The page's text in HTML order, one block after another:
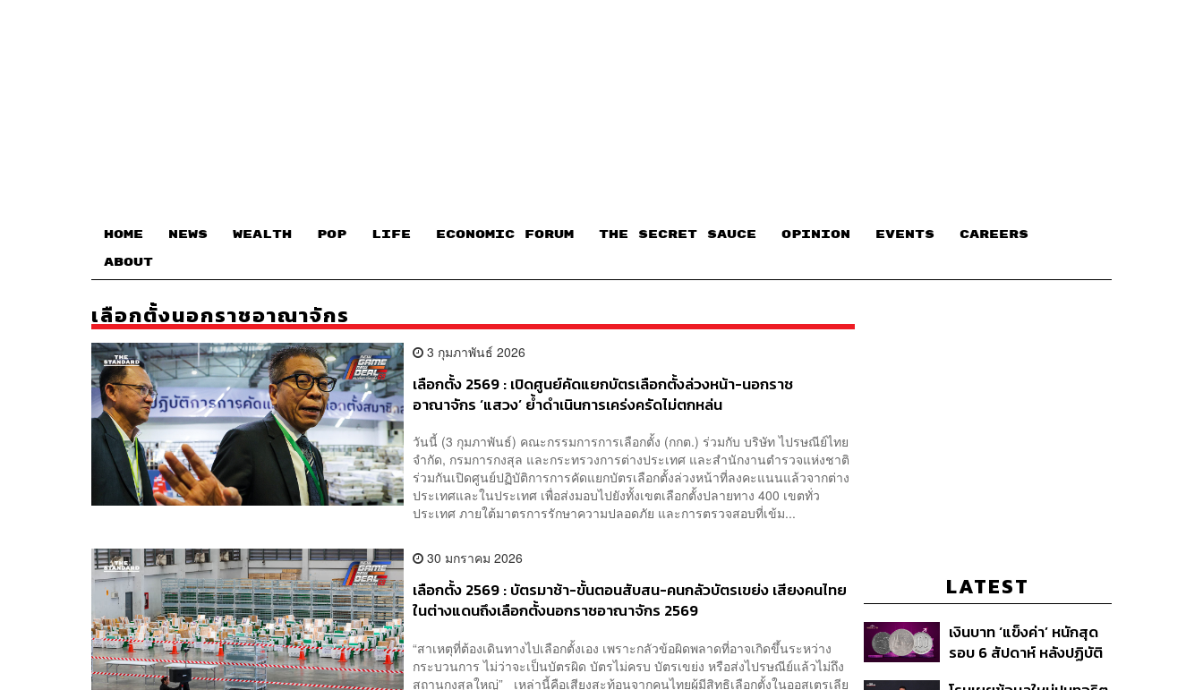
HOME NEWS WEALTH POP LIFE ECONOMIC FORUM THE SECRET SAUCE​ OPINION EVENTS CAREERS
ABOUT
เลือกตั้งนอกราชอาณาจักร
3 กุมภาพันธ์ 2026
เลือกตั้ง 2569 : เปิดศูนย์คัดแยกบัตรเลือกตั้งล่วงหน้า-นอกราช
อาณาจักร ‘แสวง’ ย้ำดำเนินการเคร่งครัดไม่ตกหล่น
วันนี้ (3 กุมภาพันธ์) คณะกรรมการการเลือกตั้ง (กกต.) ร่วมกับ บริษัท ไปรษณีย์ไทย
จำกัด, กรมการกงสุล และกระทรวงการต่างประเทศ และสำนักงานตำรวจแห่งชาติ
ร่วมกันเปิดศูนย์ปฏิบัติการการคัดแยกบัตรเลือกตั้งล่วงหน้าที่ลงคะแนนแล้วจากต่าง
ประเทศและในประเทศ เพื่อส่งมอบไปยังทั้งเขตเลือกตั้งปลายทาง 400 เขตทั่ว
ประเทศ ภายใต้มาตรการรักษาความปลอดภัย และการตรวจสอบที่เข้ม...
30 มกราคม 2026
เลือกตั้ง 2569 : บัตรมาช้า-ขั้นตอนสับสน-คนกลัวบัตรเขย่ง เสียงคนไทย
ในต่างแดนถึงเลือกตั้งนอกราชอาณาจักร 2569
“สาเหตุที่ต้องเดินทางไปเลือกตั้งเอง เพราะกลัวข้อผิดพลาดที่อาจเกิดขึ้นระหว่าง
กระบวนการ ไม่ว่าจะเป็นบัตรผิด บัตรไม่ครบ บัตรเขย่ง หรือส่งไปรษณีย์แล้วไม่ถึง
สถานกงสุลใหญ่” เหล่านี้คือเสียงสะท้อนจากคนไทยผู้มีสิทธิเลือกตั้งในออสเตรเลีย
LATEST
เงินบาท ‘แข็งค่า’ หนักสุด
รอบ 6 สัปดาห์ หลังปฏิบัติ